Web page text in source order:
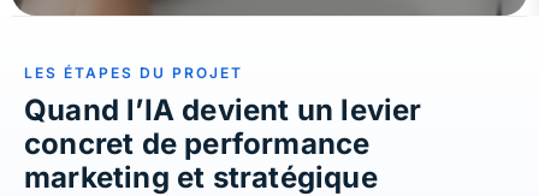
LES ÉTAPES DU PROJET
Quand l’IA devient un levier
concret de performance
marketing et stratégique